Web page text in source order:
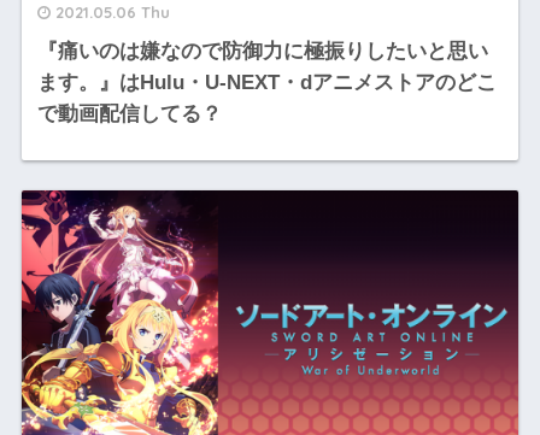
2021.05.06 Thu
『痛いのは嫌なので防御力に極振りしたいと思い
ます。』はHulu・U-NEXT・dアニメストアのどこ
で動画配信してる？